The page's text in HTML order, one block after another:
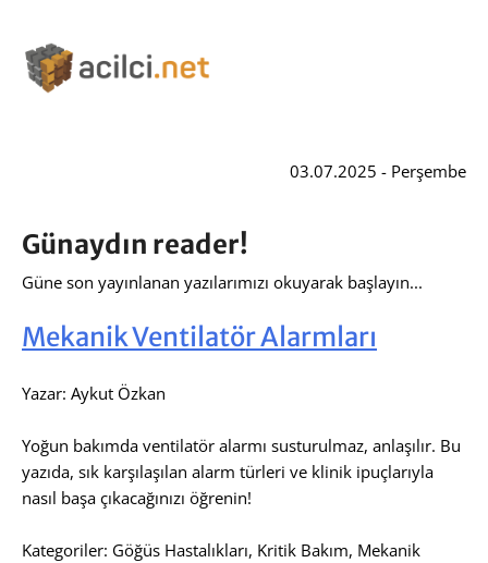
03.07.2025 - Perşembe
Günaydın reader!
Güne son yayınlanan yazılarımızı okuyarak başlayın...
Mekanik Ventilatör Alarmları
Yazar: Aykut Özkan
Yoğun bakımda ventilatör alarmı susturulmaz, anlaşılır. Bu
yazıda, sık karşılaşılan alarm türleri ve klinik ipuçlarıyla
nasıl başa çıkacağınızı öğrenin!
Kategoriler: Göğüs Hastalıkları, Kritik Bakım, Mekanik